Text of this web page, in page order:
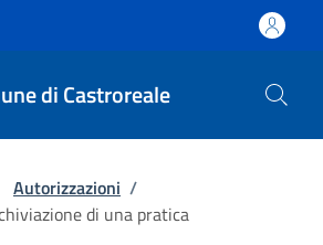
di Castroreale
Autorizzazioni /
di una pratica